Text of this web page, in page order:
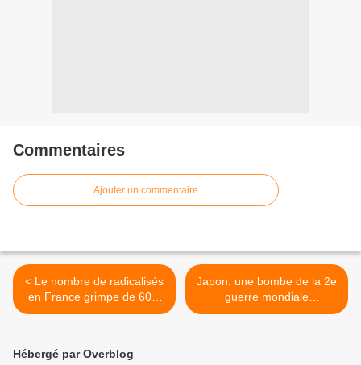
Commentaires
Ajouter un commentaire
< Le nombre de radicalisés
en France grimpe de 60%
en deux ans
Japon: une bombe de la 2e
guerre mondiale
découverte dans la centrale
Hébergé par Overblog